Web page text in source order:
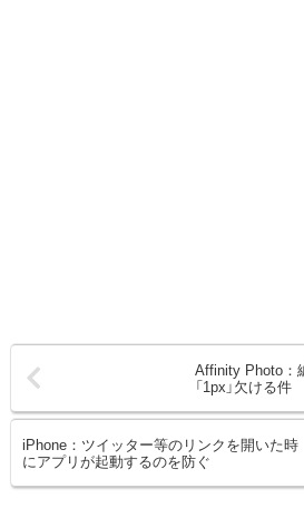
Affinity Photo：
「1px」欠ける件
iPhone：ツイッター等のリンクを開いた時
にアプリが起動するのを防ぐ